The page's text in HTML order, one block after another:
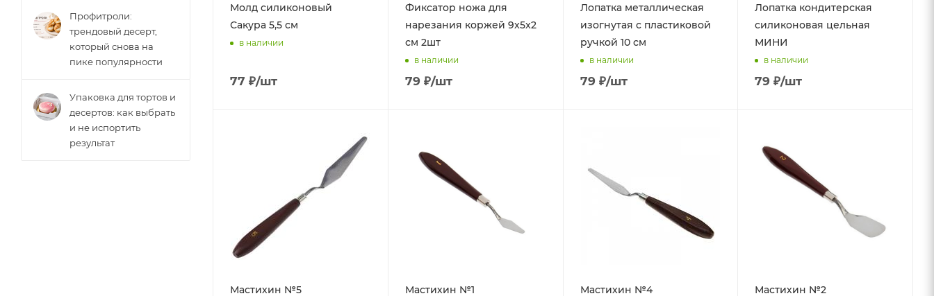
Молд силиконовый
Сакура 5,5 см
в наличии
77 ₽/шт
Фиксатор ножа для
нарезания коржей 9x5x2
см 2шт
в наличии
79 ₽/шт
Лопатка металлическая
изогнутая с пластиковой
ручкой 10 см
в наличии
79 ₽/шт
Лопатка кондитерская
силиконовая цельная
МИНИ
в наличии
79 ₽/шт
Мастихин №5 Мастихин №1 Мастихин №4 Мастихин №2
Профитроли:
трендовый десерт,
который снова на
пике популярности
Упаковка для тортов и
десертов: как выбрать
и не испортить
результат